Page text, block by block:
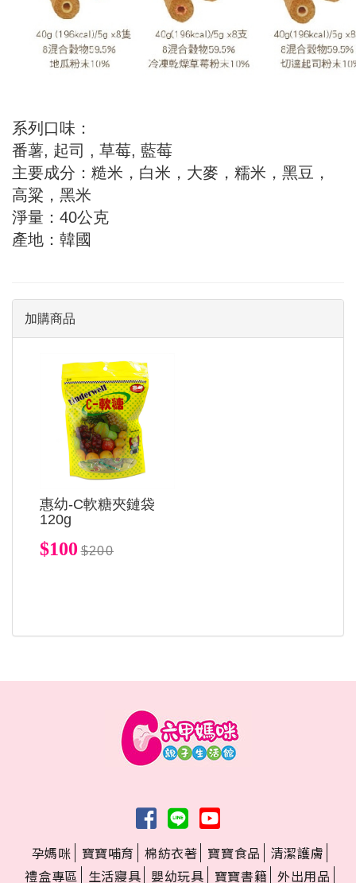
系列口味：
番薯, 起司 , 草莓, 藍莓
主要成分：糙米，白米，大麥，糯米，黑豆，
高粱，黑米
淨量：40公克
產地：韓國
加購商品
惠幼-C軟糖夾鏈袋
120g
$100 $200
孕媽咪 寶寶哺育 棉紡衣著 寶寶食品
清潔護膚
禮盒專區
生活寢具 嬰幼玩具 寶寶書籍 外出用品